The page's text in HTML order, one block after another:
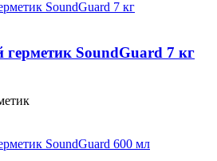
герметик SoundGuard 7 кг